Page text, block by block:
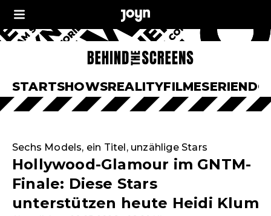
STARTSHOWSREALITYFILMESERIEN
Sechs Models, ein Titel, unzählige Stars
Hollywood-Glamour im GNTM-
Finale: Diese Stars
unterstützen heute Heidi Klum